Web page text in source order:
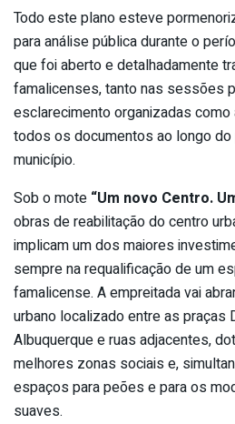
Todo este plano esteve
para análise pública durante o
que foi aberto e detalhadamente
famalicenses, tanto nas sessões
esclarecimento organizadas
todos os documentos ao longo
município.
Sob o mote “Um novo Centro.
obras de reabilitação do centro
implicam um dos maiores
sempre na requalificação de um
famalicense. A empreitada vai
urbano localizado entre as praças
Albuquerque e ruas adjacentes,
melhores zonas sociais e,
espaços para peões e para os
suaves.